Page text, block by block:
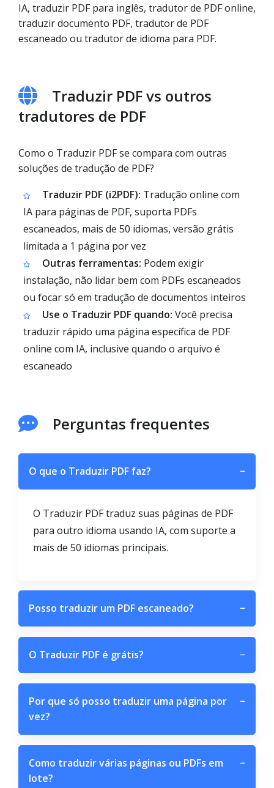
IA, traduzir PDF para inglês, tradutor de PDF online,
traduzir documento PDF, tradutor de PDF
escaneado ou tradutor de idioma para PDF.
Traduzir PDF vs outros
tradutores de PDF
Como o Traduzir PDF se compara com outras
soluções de tradução de PDF?
Traduzir PDF (i2PDF): Tradução online com
IA para páginas de PDF, suporta PDFs
escaneados, mais de 50 idiomas, versão grátis
limitada a 1 página por vez
Outras ferramentas: Podem exigir
instalação, não lidar bem com PDFs escaneados
ou focar só em tradução de documentos inteiros
Use o Traduzir PDF quando: Você precisa
traduzir rápido uma página específica de PDF
online com IA, inclusive quando o arquivo é
escaneado
Perguntas frequentes
O que o Traduzir PDF faz? −
O Traduzir PDF traduz suas páginas de PDF
para outro idioma usando IA, com suporte a
mais de 50 idiomas principais.
Posso traduzir um PDF escaneado? −
O Traduzir PDF é grátis? −
Por que só posso traduzir uma página por
vez?
−
Como traduzir várias páginas ou PDFs em
lote?
−